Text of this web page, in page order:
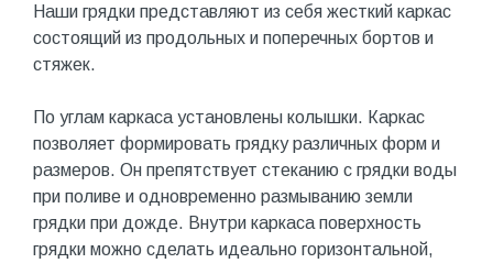
Наши грядки представляют из себя жесткий каркас
состоящий из продольных и поперечных бортов и
стяжек.
По углам каркаса установлены колышки. Каркас
позволяет формировать грядку различных форм и
размеров. Он препятствует стеканию с грядки воды
при поливе и одновременно размыванию земли
грядки при дожде. Внутри каркаса поверхность
грядки можно сделать идеально горизонтальной,